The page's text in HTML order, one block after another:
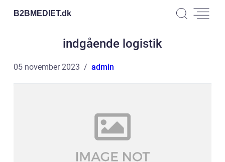
B2BMEDIET.dk
indgående logistik
05 november 2023 admin